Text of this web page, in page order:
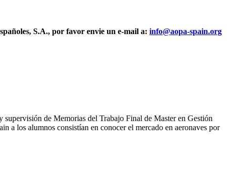
S.A., por favor envie un e-mail a: info@aopa-spain.org
de Memorias del Trabajo Final de Master en Gestión
a los alumnos consistían en conocer el mercado en aeronaves por